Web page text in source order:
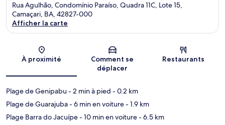
Rua Agulhão, Condomínio Paraíso, Quadra 11C, Lote 15,
Camaçari, BA, 42827-000
Afficher la carte
À proximité
Comment se
déplacer
Restaurants
Plage de Genipabu- 2 min à pied - 0.2 km
Plage de Guarajuba- 6 min en voiture- 1.9 km
Plage Barra do Jacuípe- 10 min en voiture- 6.5 km